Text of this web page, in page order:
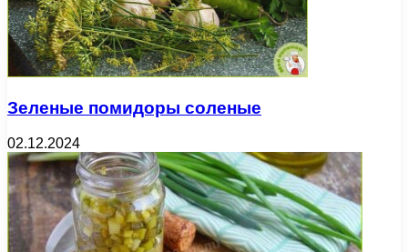
Зеленые помидоры соленые
02.12.2024